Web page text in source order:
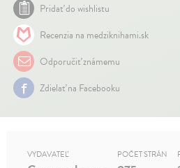
Pridať do wishlistu
Recenzia na medziknihami.sk
Odporučiť známemu
Zdielať na Facebooku
VYDAVATEĽ POČET STRÁN